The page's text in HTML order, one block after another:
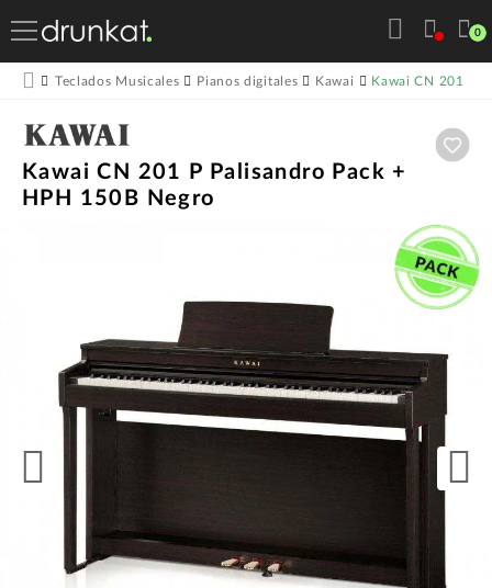
0
Teclados Musicales Pianos digitales Kawai Kawai CN 201 P
Kawai CN 201 P Palisandro Pack +
HPH 150B Negro